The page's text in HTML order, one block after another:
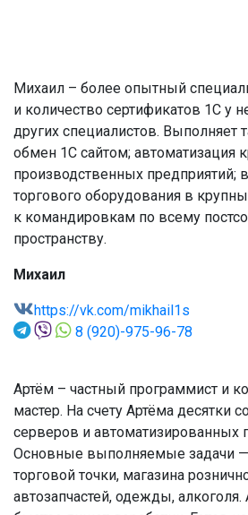
Михаил – более опытный
и количество сертификатов 1С у
других специалистов. Выполняет
обмен 1С сайтом; автоматизация
производственных предприятий;
торгового оборудования в
к командировкам по всему
пространству.
Михаил
https://vk.com/mikhail1s
8 (920)-975-96-78
Артём – частный программист и
мастер. На счету Артёма десятки
серверов и автоматизированных
Основные выполняемые задачи —
торговой точки, магазина
автозапчастей, одежды,